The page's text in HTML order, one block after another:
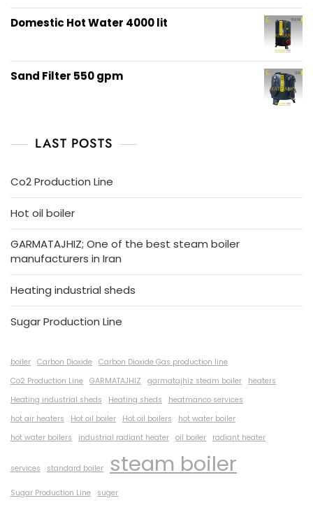
Domestic Hot Water 4000 lit
Sand Filter 550 gpm
LAST POSTS
Co2 Production Line
Hot oil boiler
GARMATAJHIZ; One of the best steam boiler
manufacturers in Iran
Heating industrial sheds
Sugar Production Line
boiler Carbon Dioxide Carbon Dioxide Gas production line
Co2 Production Line GARMATAJHIZ garmatajhiz steam boiler
heaters
Heating industrial sheds
Heating sheds
heatmanco services
hot air heaters
Hot oil boiler Hot oil boilers
hot water boiler
hot water boilers
industrial radiant heater oil boiler radiant heater
services standard boiler steam boiler
Sugar Production Line suger